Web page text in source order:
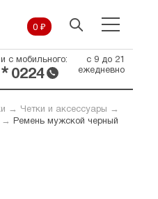
0 ₽
и с мобильного:
* 0224
с 9 до 21
ежедневно
→ Четки и аксессуары →
→
Ремень мужской черный